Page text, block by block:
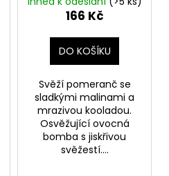
malina
166 Kč
DO KOŠÍKU
Svěží pomeranč se
sladkými malinami a
mrazivou kooladou.
Osvěžující ovocná
bomba s jiskřivou
svěžestí....